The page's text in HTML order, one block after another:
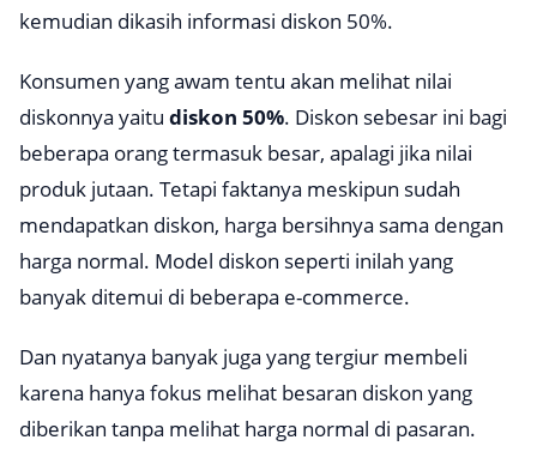
kemudian dikasih informasi diskon 50%.
Konsumen yang awam tentu akan melihat nilai
diskonnya yaitu diskon 50%. Diskon sebesar ini bagi
beberapa orang termasuk besar, apalagi jika nilai
produk jutaan. Tetapi faktanya meskipun sudah
mendapatkan diskon, harga bersihnya sama dengan
harga normal. Model diskon seperti inilah yang
banyak ditemui di beberapa e-commerce.
Dan nyatanya banyak juga yang tergiur membeli
karena hanya fokus melihat besaran diskon yang
diberikan tanpa melihat harga normal di pasaran.